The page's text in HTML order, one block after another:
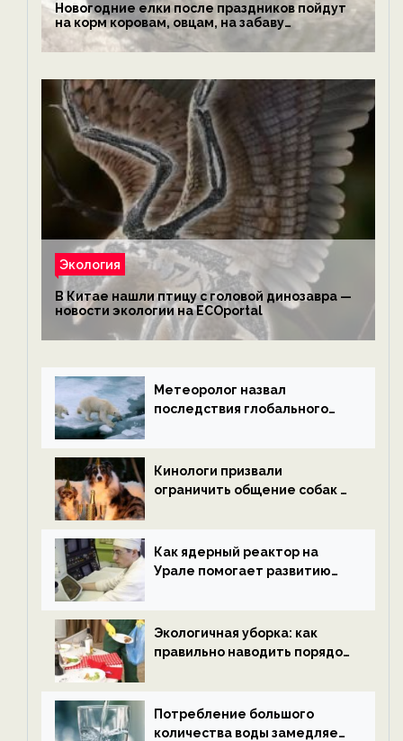
Новогодние елки после праздников пойдут
на корм коровам, овцам, на забаву
обезьянам, львам и леопардам — новости
экологии на ECOportal
Экология
В Китае нашли птицу с головой динозавра —
новости экологии на ECOportal
Метеоролог назвал
последствия глобального
ECOportal
Кинологи призвали
ограничить общение собак с
ECOportal
Как ядерный реактор на
Урале помогает развитию
ECOportal
Экологичная уборка: как
правильно наводить порядок
Потребление большого
количества воды замедляет